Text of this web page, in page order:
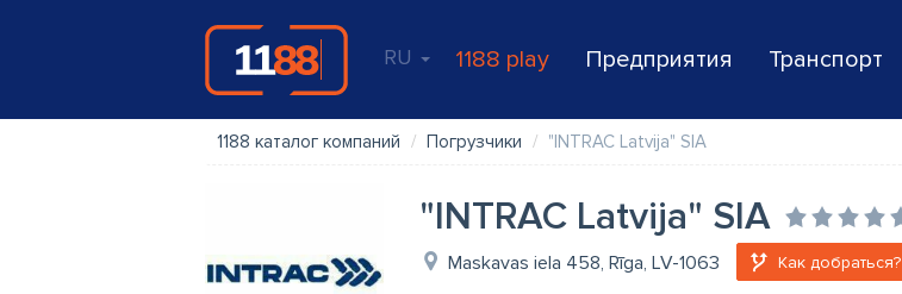
RU 1188 play Предприятия Транспорт
1188 каталог компаний Погрузчики "INTRAC Latvija" SIA
"INTRAC Latvija" SIA
Maskavas iela 458, Rīga, LV-1063 Как добраться?